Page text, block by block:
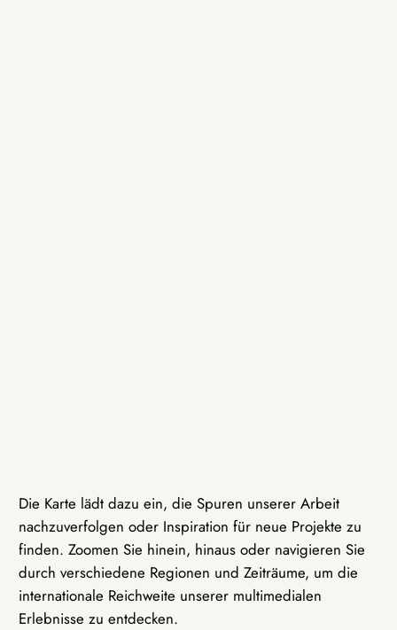
Die Karte lädt dazu ein, die Spuren unserer Arbeit
nachzuverfolgen oder Inspiration für neue Projekte zu
finden. Zoomen Sie hinein, hinaus oder navigieren Sie
durch verschiedene Regionen und Zeiträume, um die
internationale Reichweite unserer multimedialen
Erlebnisse zu entdecken.